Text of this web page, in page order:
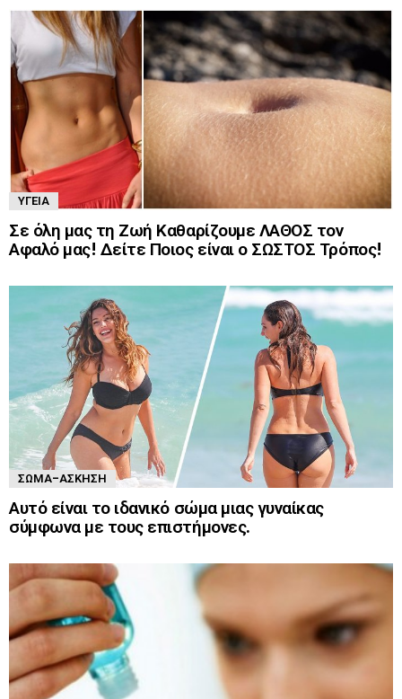
ΥΓΕΊΑ
Σε όλη μας τη Ζωή Καθαρίζουμε ΛΑΘΟΣ τον
Αφαλό μας! Δείτε Ποιος είναι ο ΣΩΣΤΟΣ Τρόπος!
ΣΏΜΑ-ΆΣΚΗΣΗ
Αυτό είναι το ιδανικό σώμα μιας γυναίκας
σύμφωνα με τους επιστήμονες.